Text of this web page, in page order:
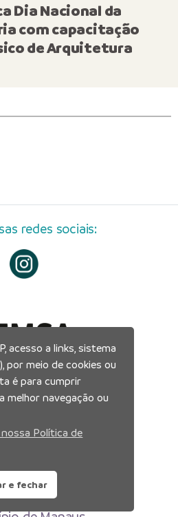
Dia Nacional da
com capacitação
de Arquitetura
redes sociais:
de Manaus
acesso a links, sistema
por meio de cookies ou
é para cumprir
melhor navegação ou
Política de
e fechar